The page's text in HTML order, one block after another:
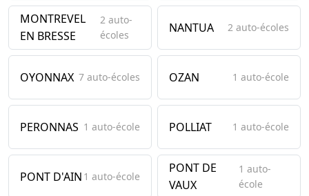
MONTREVEL
EN BRESSE
2 auto-
écoles
NANTUA 2 auto-écoles
OYONNAX 7 auto-écoles OZAN 1 auto-école
PERONNAS 1 auto-école POLLIAT 1 auto-école
PONT D'AIN 1 auto-école
PONT DE
VAUX
1 auto-
école